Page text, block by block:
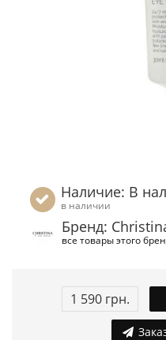
Наличие: В
в наличии
Бренд:
все товары этого
1 590 грн.